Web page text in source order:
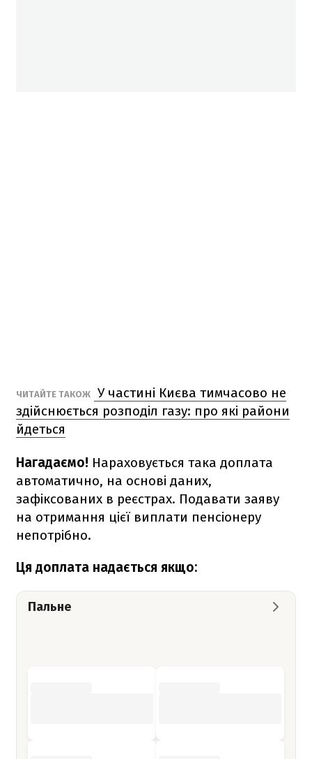
ЧИТАЙТЕ ТАКОЖ
У частині Києва тимчасово не
здійснюється розподіл газу: про які райони
йдеться
Нагадаємо! Нараховується така доплата
автоматично, на основі даних,
зафіксованих в реєстрах. Подавати заяву
на отримання цієї виплати пенсіонеру
непотрібно.
Ця доплата надається якщо:
Пальне